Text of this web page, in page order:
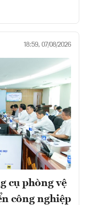
18:59, 07/08/2026
cụ phòng vệ
công nghiệp